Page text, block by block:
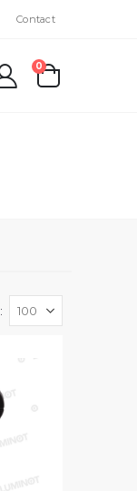
Contact
kar
0producten